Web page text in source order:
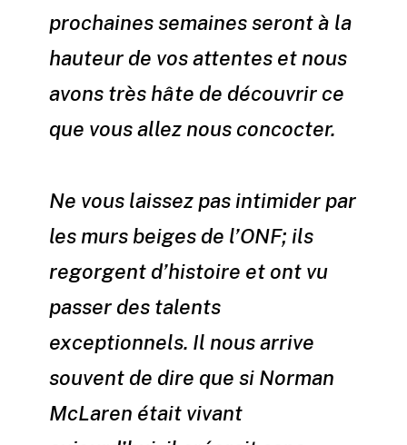
prochaines semaines seront à la
hauteur de vos attentes et nous
avons très hâte de découvrir ce
que vous allez nous concocter.
Ne vous laissez pas intimider par
les murs beiges de l’ONF; ils
regorgent d’histoire et ont vu
passer des talents
exceptionnels. Il nous arrive
souvent de dire que si Norman
McLaren était vivant